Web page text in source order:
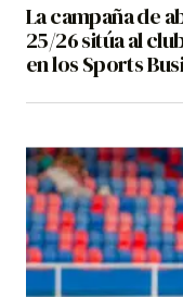
La campaña de
25/26 sitúa al
en los Sports